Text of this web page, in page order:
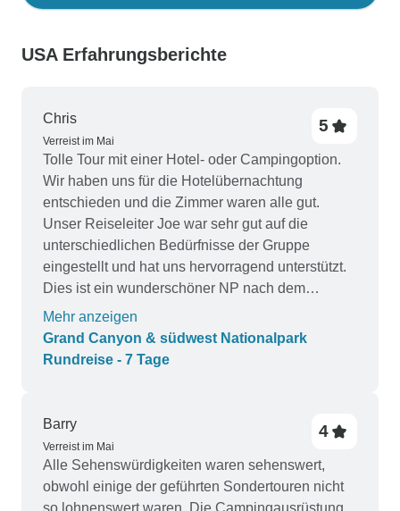
USA Erfahrungsberichte
Chris
Verreist im Mai
5
Tolle Tour mit einer Hotel- oder Campingoption.
Wir haben uns für die Hotelübernachtung
entschieden und die Zimmer waren alle gut.
Unser Reiseleiter Joe war sehr gut auf die
unterschiedlichen Bedürfnisse der Gruppe
eingestellt und hat uns hervorragend unterstützt.
Dies ist ein wunderschöner NP nach dem
anderen, wirklich erstaunlich. Bryce, Antelope
und auch der Schnee am Grand Canyon haben
die Reise zu etwas ganz Besonderem gemacht.
Mehr anzeigen
Grand Canyon & südwest Nationalpark
Rundreise - 7 Tage
Barry
Verreist im Mai
4
Alle Sehenswürdigkeiten waren sehenswert,
obwohl einige der geführten Sondertouren nicht
so lohnenswert waren. Die Campingausrüstung